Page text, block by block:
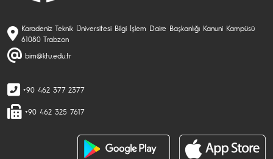
Karadeniz Teknik Üniversitesi Bilgi İşlem Daire Başkanlığı Kanuni Kampüsü
61080 Trabzon
bim@ktu.edu.tr
+90 462 377 2377
+90 462 325 7617